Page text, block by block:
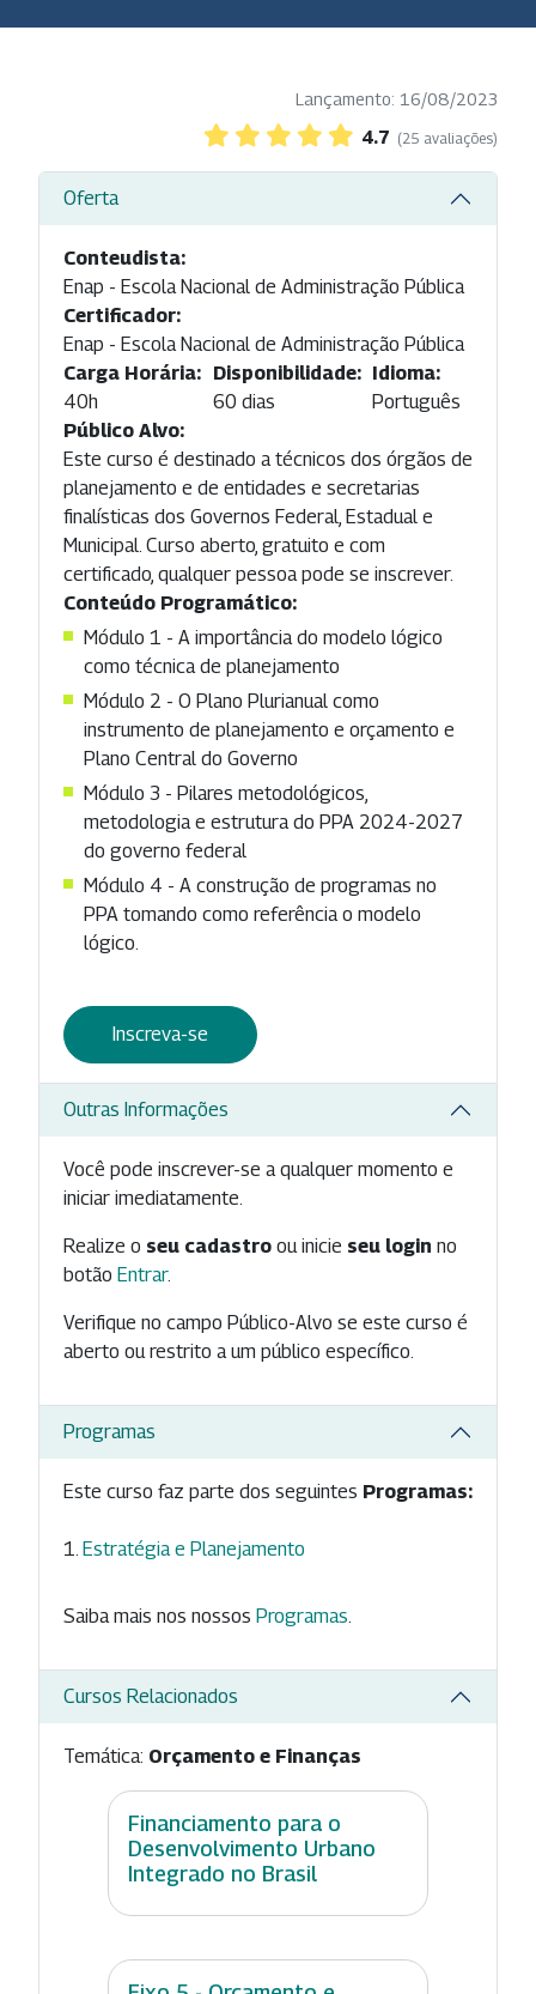
Lançamento: 16/08/2023
4.7 (25 avaliações)
Oferta
Conteudista:
Enap - Escola Nacional de Administração Pública
Certificador:
Enap - Escola Nacional de Administração Pública
Carga Horária:
40h
Disponibilidade:
60 dias
Idioma:
Português
Público Alvo:
Este curso é destinado a técnicos dos órgãos de
planejamento e de entidades e secretarias
finalísticas dos Governos Federal, Estadual e
Municipal. Curso aberto, gratuito e com
certificado, qualquer pessoa pode se inscrever.
Conteúdo Programático:
Módulo 1 - A importância do modelo lógico
como técnica de planejamento
Módulo 2 - O Plano Plurianual como
instrumento de planejamento e orçamento e
Plano Central do Governo
Módulo 3 - Pilares metodológicos,
metodologia e estrutura do PPA 2024-2027
do governo federal
Módulo 4 - A construção de programas no
PPA tomando como referência o modelo
lógico.
Inscreva-se
Outras Informações
Você pode inscrever-se a qualquer momento e
iniciar imediatamente.
Realize o seu cadastro ou inicie seu login no
botão Entrar.
Verifique no campo Público-Alvo se este curso é
aberto ou restrito a um público específico.
Programas
Este curso faz parte dos seguintes Programas:
Estratégia e Planejamento
Saiba mais nos nossos Programas
Cursos Relacionados
Temática: Orçamento e Finanças
Financiamento para o
Desenvolvimento Urbano
Integrado no Brasil